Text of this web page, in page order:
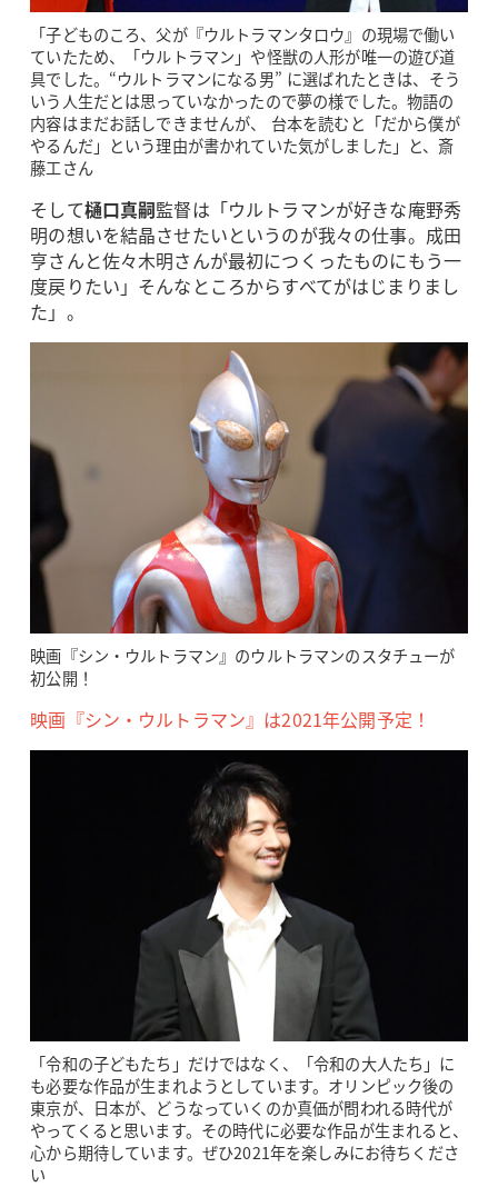
「子どものころ、父が『ウルトラマンタロウ』の現場で働い
ていたため、「ウルトラマン」や怪獣の人形が唯一の遊び道
具でした。“ウルトラマンになる男” に選ばれたときは、そう
いう人生だとは思っていなかったので夢の様でした。物語の
内容はまだお話しできませんが、 台本を読むと「だから僕が
やるんだ」という理由が書かれていた気がしました」と、斎
藤工さん
そして樋口真嗣監督は「ウルトラマンが好きな庵野秀
明の想いを結晶させたいというのが我々の仕事。成田
亨さんと佐々木明さんが最初につくったものにもう一
度戻りたい」そんなところからすべてがはじまりまし
た」。
映画『シン・ウルトラマン』のウルトラマンのスタチューが
初公開！
映画『シン・ウルトラマン』は2021年公開予定！
「令和の子どもたち」だけではなく、「令和の大人たち」に
も必要な作品が生まれようとしています。オリンピック後の
東京が、日本が、どうなっていくのか真価が問われる時代が
やってくると思います。その時代に必要な作品が生まれると、
心から期待しています。ぜひ2021年を楽しみにお待ちくださ
い